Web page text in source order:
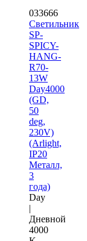
033666
Светильник
SP-
SPICY-
HANG-
R70-
13W
Day4000
(GD,
50
deg,
230V)
(Arlight,
IP20
Металл,
3
года)
Day
|
Дневной
4000